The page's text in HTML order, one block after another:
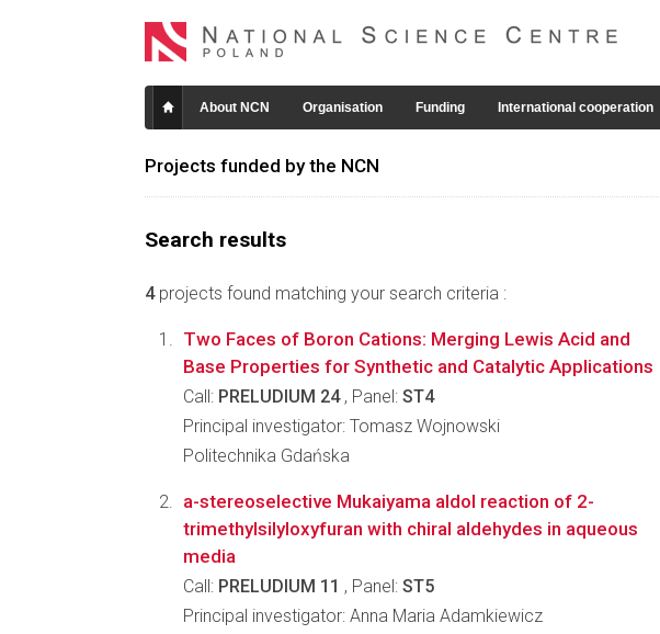
About NCN Organisation Funding International cooperation
Projects funded by the NCN
Search results
4projects found matching your search criteria :
Two Faces of Boron Cations: Merging Lewis Acid and
Base Properties for Synthetic and Catalytic Applications
Call: PRELUDIUM 24, Panel: ST4
Principal investigator: Tomasz Wojnowski
Politechnika Gdańska
a-stereoselective Mukaiyama aldol reaction of 2-
trimethylsilyloxyfuran with chiral aldehydes in aqueous
media
Call: PRELUDIUM 11 , Panel: ST5
Principal investigator: Anna Maria Adamkiewicz